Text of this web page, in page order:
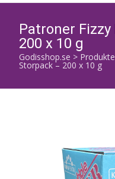
Patroner
200 x 10 g
Godisshop.se >
Storpack – 200 x 10 g